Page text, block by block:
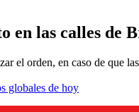
en las calles de
el orden, en caso de que
globales de hoy